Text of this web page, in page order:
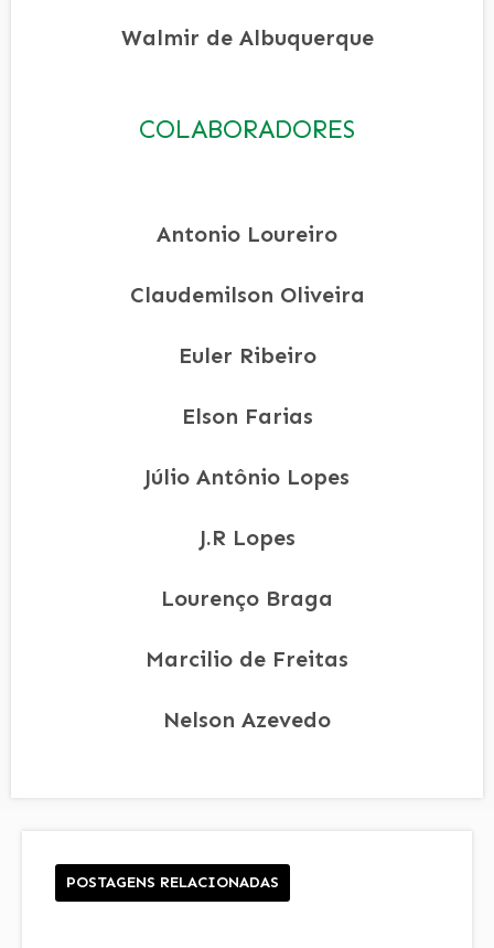
Walmir de Albuquerque
COLABORADORES
Antonio Loureiro
Claudemilson Oliveira
Euler Ribeiro
Elson Farias
Júlio Antônio Lopes
J.R Lopes
Lourenço Braga
Marcilio de Freitas
Nelson Azevedo
POSTAGENS RELACIONADAS